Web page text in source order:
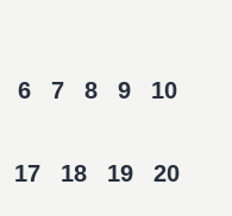
6 7 8 9 10
17 18 19 20